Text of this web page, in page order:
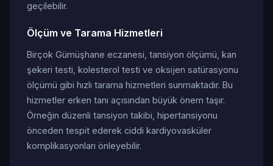
geçilebilir.
Ölçüm ve Tarama Hizmetleri
Birçok Gümüşhane eczanesi, tansiyon ölçümü, kan
şekeri testi, kolesterol testi ve oksijen satürasyonu
ölçümü gibi hızlı tarama hizmetleri sunmaktadır. Bu
hizmetler erken tanı açısından büyük önem taşır.
Örneğin düzenli tansiyon takibi, hipertansiyonu
önceden tespit ederek ciddi kardiyovasküler
komplikasyonları önleyebilir.